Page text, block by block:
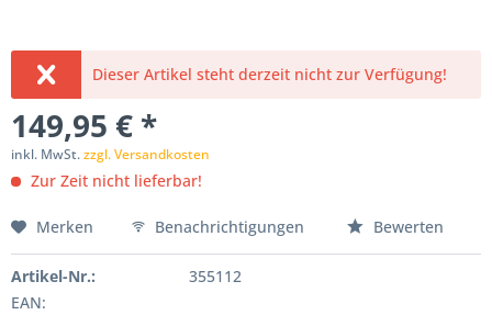
Dieser Artikel steht derzeit nicht zur Verfügung!
149,95 € *
inkl. MwSt.zzgl. Versandkosten
Zur Zeit nicht lieferbar!
Merken Benachrichtigungen Bewerten
Artikel-Nr.:
355112
EAN: